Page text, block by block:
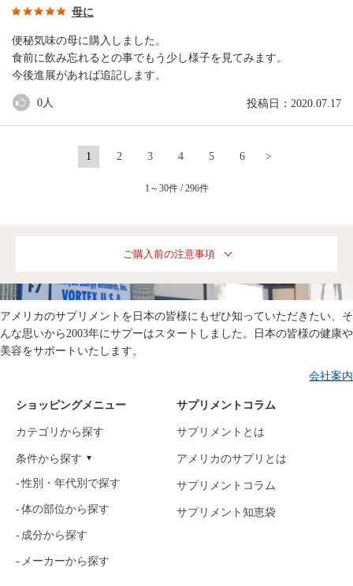
母に
便秘気味の母に購入しました。
食前に飲み忘れるとの事でもう少し様子を見てみます。
今後進展があれば追記します。
投稿日：2020.07.17
0人
1 2 3 4 5 6 >
1～30件 / 296件
ご購入前の注意事項
アメリカのサプリメントを日本の皆様にもぜひ知っていただきたい、そ
んな思いから2003年にサプーはスタートしました。日本の皆様の健康や
美容をサポートいたします。
会社案内
ショッピングメニュー
カテゴリから探す
条件から探す
性別・年代別で探す
体の部位から探す
成分から探す
メーカーから探す
サプリメントコラム
サプリメントとは
アメリカのサプリとは
サプリメントコラム
サプリメント知恵袋